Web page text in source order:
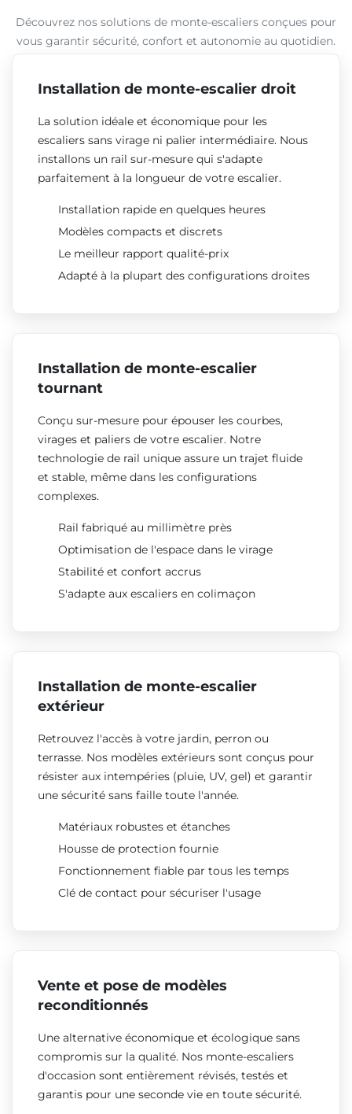
Découvrez nos solutions de monte-escaliers conçues pour
vous garantir sécurité, confort et autonomie au quotidien.
Installation de monte-escalier droit
La solution idéale et économique pour les
escaliers sans virage ni palier intermédiaire. Nous
installons un rail sur-mesure qui s'adapte
parfaitement à la longueur de votre escalier.
Installation rapide en quelques heures
Modèles compacts et discrets
Le meilleur rapport qualité-prix
Adapté à la plupart des configurations droites
Installation de monte-escalier
tournant
Conçu sur-mesure pour épouser les courbes,
virages et paliers de votre escalier. Notre
technologie de rail unique assure un trajet fluide
et stable, même dans les configurations
complexes.
Rail fabriqué au millimètre près
Optimisation de l'espace dans le virage
Stabilité et confort accrus
S'adapte aux escaliers en colimaçon
Installation de monte-escalier
extérieur
Retrouvez l'accès à votre jardin, perron ou
terrasse. Nos modèles extérieurs sont conçus pour
résister aux intempéries (pluie, UV, gel) et garantir
une sécurité sans faille toute l'année.
Matériaux robustes et étanches
Housse de protection fournie
Fonctionnement fiable par tous les temps
Clé de contact pour sécuriser l'usage
Vente et pose de modèles
reconditionnés
Une alternative économique et écologique sans
compromis sur la qualité. Nos monte-escaliers
d'occasion sont entièrement révisés, testés et
garantis pour une seconde vie en toute sécurité.